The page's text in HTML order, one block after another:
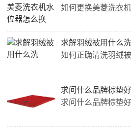
求解羽绒被用什么洗
求问什么品牌棕垫好